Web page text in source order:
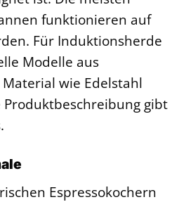
funktionieren auf
Für Induktionsherde
Modelle aus
wie Edelstahl
Produktbeschreibung gibt
Espressokochern